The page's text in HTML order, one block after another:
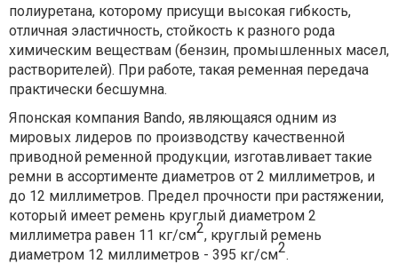
полиуретана, которому присущи высокая гибкость,
отличная эластичность, стойкость к разного рода
химическим веществам (бензин, промышленных масел,
растворителей). При работе, такая ременная передача
практически бесшумна.
Японская компания Bando, являющаяся одним из
мировых лидеров по производству качественной
приводной ременной продукции, изготавливает такие
ремни в ассортименте диаметров от 2 миллиметров, и
до 12 миллиметров. Предел прочности при растяжении,
который имеет ремень круглый диаметром 2
миллиметра равен 11 кг/см2, круглый ремень
диаметром 12 миллиметров - 395 кг/см2.